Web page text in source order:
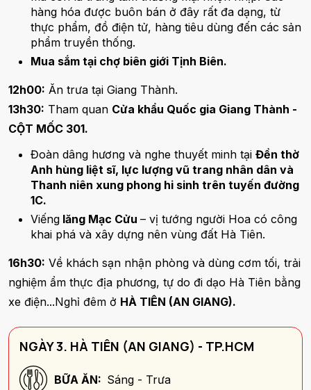
hàng hóa được buôn bán ở đây rất đa dạng, từ
thực phẩm, đồ điện tử, hàng tiêu dùng đến các sản
phẩm truyền thống.
Mua sắm tại chợ biên giới Tịnh Biên.
12h00: Ăn trưa tại Giang Thành.
13h30: Tham quan Cửa khẩu Quốc gia Giang Thành -
CỘT MỐC 301.
Đoàn dâng hương và nghe thuyết minh tại Đền thờ
Anh hùng liệt sĩ, lực lượng vũ trang nhân dân và
Thanh niên xung phong hi sinh trên tuyến đường
1C.
Viếng lăng Mạc Cửu – vị tướng người Hoa có công
khai phá và xây dựng nên vùng đất Hà Tiên.
16h30: Về khách sạn nhận phòng và dùng cơm tối, trải
nghiệm ẩm thực địa phương, tự do đi dạo Hà Tiên bằng
xe điện...Nghỉ đêm ở HÀ TIÊN (AN GIANG).
NGÀY 3. HÀ TIÊN (AN GIANG) - TP.HCM
BỮA ĂN: Sáng - Trưa